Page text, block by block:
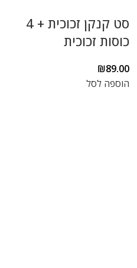
סט קנקן זכוכית + 4
כוסות זכוכית
₪89.00
הוספה לסל